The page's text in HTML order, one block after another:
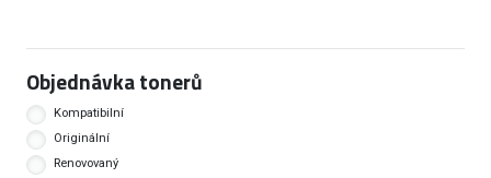
Objednávka tonerů
Kompatibilní
Originální
Renovovaný